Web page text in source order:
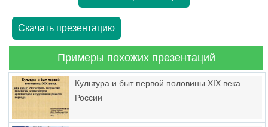
Скачать презентацию
Примеры похожих презентаций
Культура и быт первой половины XIX века
России